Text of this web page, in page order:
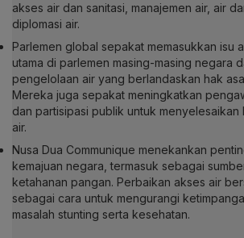
akses air dan sanitasi, manajemen air, air
diplomasi air.
Parlemen global sepakat memasukkan isu
utama di parlemen masing-masing negara
pengelolaan air yang berlandaskan hak
Mereka juga sepakat meningkatkan
dan partisipasi publik untuk menyelesaikan
air.
Nusa Dua Communique menekankan
kemajuan negara, termasuk sebagai
ketahanan pangan. Perbaikan akses air
sebagai cara untuk mengurangi
masalah stunting serta kesehatan.